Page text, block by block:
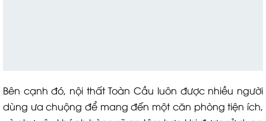
Bên cạnh đó, nội thất Toàn Cầu luôn được nhiều người
dùng ưa chuộng để mang đến một căn phòng tiện ích,